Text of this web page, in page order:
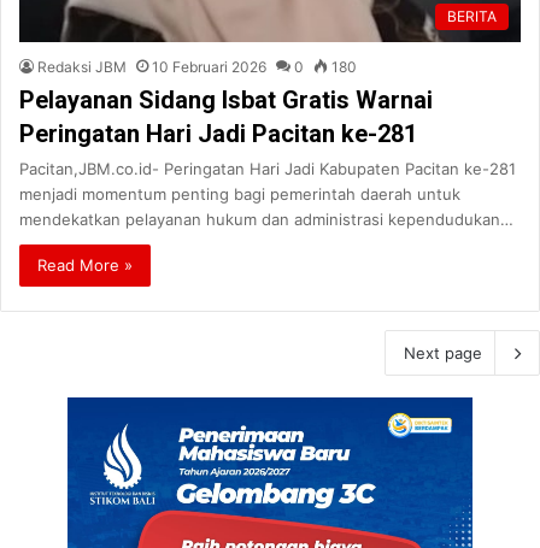
BERITA
Redaksi JBM 10 Februari 2026 0 180
Pelayanan Sidang Isbat Gratis Warnai
Peringatan Hari Jadi Pacitan ke-281
Pacitan,JBM.co.id- Peringatan Hari Jadi Kabupaten Pacitan ke-281
menjadi momentum penting bagi pemerintah daerah untuk
mendekatkan pelayanan hukum dan administrasi kependudukan…
Read More »
Next page